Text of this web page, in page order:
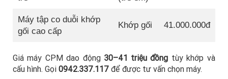
Máy tập co duỗi khớp
gối cao cấp
Khớp gối 41.000.000đ
Giá máy CPM dao động 30–41 triệu đồng tùy khớp và
cấu hình. Gọi 0942.337.117 để được tư vấn chọn máy.